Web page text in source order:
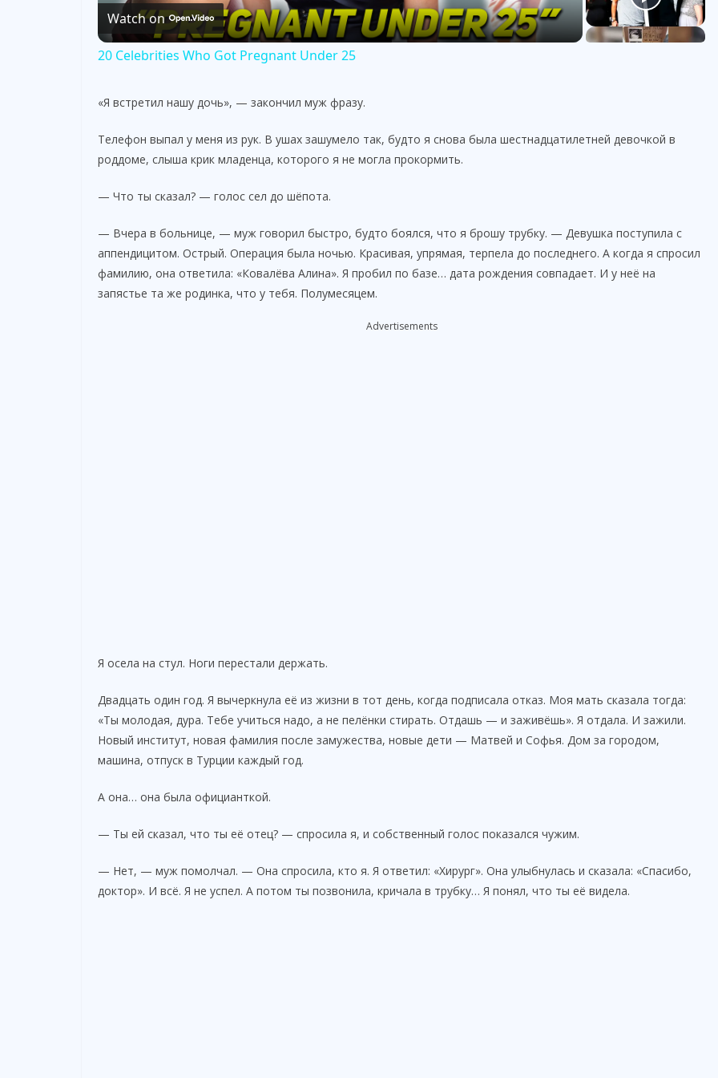
a
i
e
Watch on
20 Celebrities Who Got Pregnant Under 25
«Я встретил нашу дочь», — закончил муж фразу.
Телефон выпал у меня из рук. В ушах зашумело так, будто я снова была шестнадцатилетней девочкой в
роддоме, слыша крик младенца, которого я не могла прокормить.
— Что ты сказал? — голос сел до шёпота.
— Вчера в больнице, — муж говорил быстро, будто боялся, что я брошу трубку. — Девушка поступила с
аппендицитом. Острый. Операция была ночью. Красивая, упрямая, терпела до последнего. А когда я спросил
фамилию, она ответила: «Ковалёва Алина». Я пробил по базе… дата рождения совпадает. И у неё на
запястье та же родинка, что у тебя. Полумесяцем.
Advertisements
Я осела на стул. Ноги перестали держать.
Двадцать один год. Я вычеркнула её из жизни в тот день, когда подписала отказ. Моя мать сказала тогда:
«Ты молодая, дура. Тебе учиться надо, а не пелёнки стирать. Отдашь — и заживёшь». Я отдала. И зажили.
Новый институт, новая фамилия после замужества, новые дети — Матвей и Софья. Дом за городом,
машина, отпуск в Турции каждый год.
А она… она была официанткой.
— Ты ей сказал, что ты её отец? — спросила я, и собственный голос показался чужим.
— Нет, — муж помолчал. — Она спросила, кто я. Я ответил: «Хирург». Она улыбнулась и сказала: «Спасибо,
доктор». И всё. Я не успел. А потом ты позвонила, кричала в трубку… Я понял, что ты её видела.